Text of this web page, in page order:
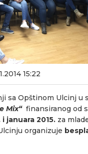
15:22
sa Opštinom Ulcinj u
Mix“finansiranog od
januara 2015. za
organizuje